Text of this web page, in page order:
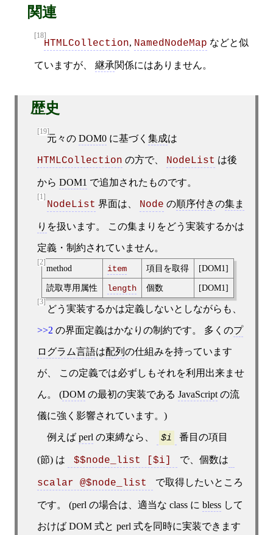
関連
[18]
HTMLCollection, NamedNodeMap などと似
ていますが、 継承関係にはありません。
歴史
[19]
元々の DOM0に基づく 集成は
HTMLCollection の方で、 NodeList は後
から DOM1 で追加されたものです。
[1]
NodeList 界面は、 Node の順序付きの集ま
り を扱います。 この集まりをどう実装するかは
定義・制約されていません。
[2]
method item 項目を取得
[DOM1]
読取専用属性
length 個数 [DOM1]
[3]
どう実装するかは定義しないとしながらも、
>>2 の界面定義はかなりの制約です。 多くのプ
ログラム言語は配列 の仕組みを持っています
が、 この定義では必ずしもそれを利用出来ませ
ん。 (DOMの最初の実装である JavaScriptの流
儀に強く影響されています。)
例えば perl の束縛なら、 $i 番目の項目
(節) は $$node_list [$i] で、個数は
scalar @$node_list で取得したいところ
です。 (perl の場合は、適当な class に blessして
おけば DOM 式と perl 式を同時に実装できます